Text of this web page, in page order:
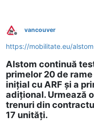
Deconectat
vancouver
https://mobilitate.eu/
Alstom continuă
primelor 20 de
inițial cu ARF și a
adițional. Urmează
trenuri din
17 unități.